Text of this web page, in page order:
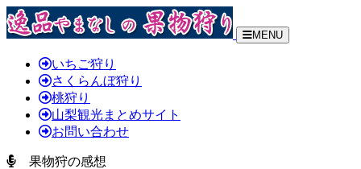
MENU
いちご狩り
さくらんぼ狩り
桃狩り
山梨観光まとめサイト
お問い合わせ
果物狩の感想